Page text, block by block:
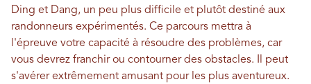
Ding et Dang, un peu plus difficile et plutôt destiné aux
randonneurs expérimentés. Ce parcours mettra à
l'épreuve votre capacité à résoudre des problèmes, car
vous devrez franchir ou contourner des obstacles. Il peut
s'avérer extrêmement amusant pour les plus aventureux.